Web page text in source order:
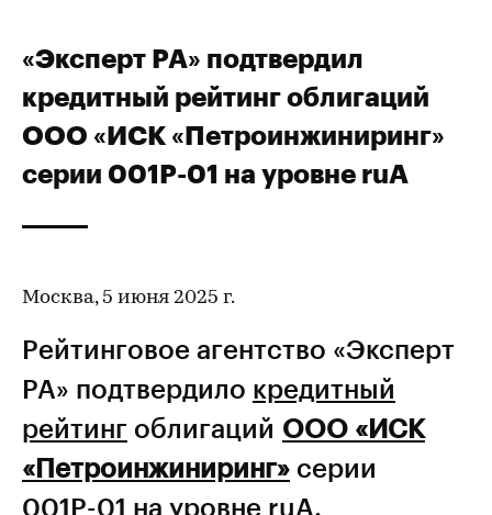
«Эксперт РА» подтвердил
кредитный рейтинг облигаций
ООО «ИСК «Петроинжиниринг»
серии 001Р-01 на уровне ruA
Москва, 5 июня 2025 г.
Рейтинговое агентство «Эксперт
РА» подтвердило кредитный
рейтинг облигаций ООО «ИСК
«Петроинжиниринг» серии
001Р-01 на уровне ruA.